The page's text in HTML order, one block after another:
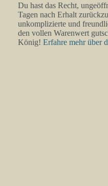
Du hast das Recht,
Tagen nach Erhalt
unkomplizierte und
den vollen Warenwert
König! Erfahre mehr über